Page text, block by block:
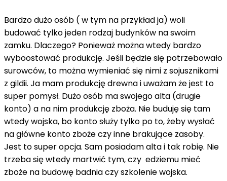
Bardzo dużo osób ( w tym na przykład ja) woli
budować tylko jeden rodzaj budynków na swoim
zamku. Dlaczego? Ponieważ można wtedy bardzo
wyboostować produkcję. Jeśli będzie się potrzebowało
surowców, to można wymieniać się nimi z sojusznikami
z gildii. Ja mam produkcję drewna i uważam że jest to
super pomysł. Dużo osób ma swojego alta (drugie
konto) a na nim produkcję zboża. Nie buduję się tam
wtedy wojska, bo konto służy tylko po to, żeby wysłać
na główne konto zboże czy inne brakujące zasoby.
Jest to super opcja. Sam posiadam alta i tak robię. Nie
trzeba się wtedy martwić tym, czy edziemu mieć
zboże na budowę badnia czy szkolenie wojska.